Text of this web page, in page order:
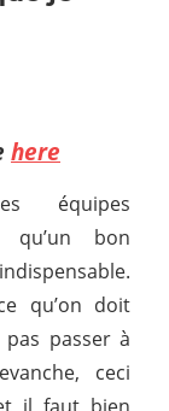
here
équipes
qu’un bon
qu’on doit
passer à
ceci